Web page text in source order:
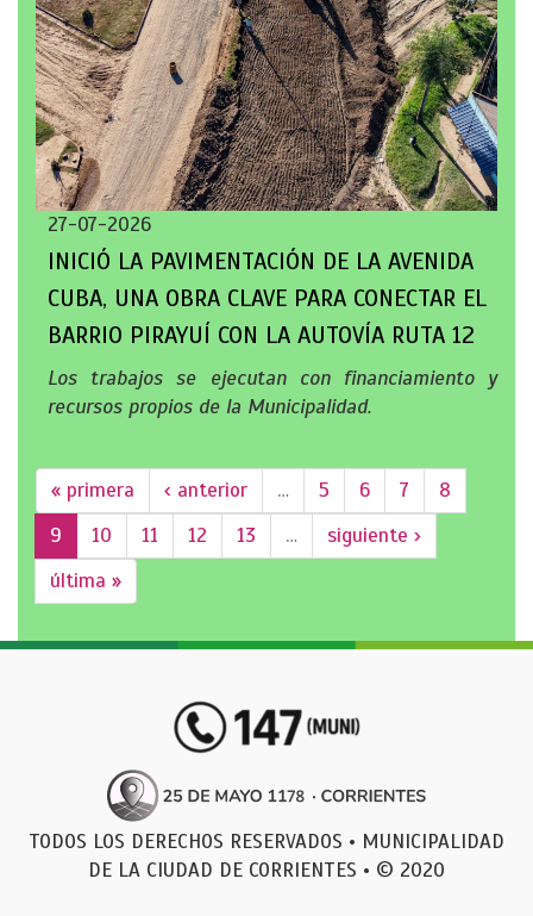
27-07-2026
INICIÓ LA PAVIMENTACIÓN DE LA AVENIDA
CUBA, UNA OBRA CLAVE PARA CONECTAR EL
BARRIO PIRAYUÍ CON LA AUTOVÍA RUTA 12
Los trabajos se ejecutan con financiamiento y
recursos propios de la Municipalidad.
« primera ‹ anterior … 5 6 7
8
9
10 11 12 13 …
siguiente ›
última »
TODOS LOS DERECHOS RESERVADOS • MUNICIPALIDAD
DE LA CIUDAD DE CORRIENTES • © 2020